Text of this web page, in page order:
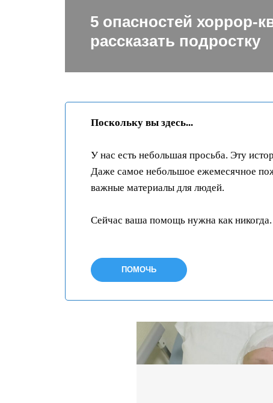
5 опасностей хоррор-
рассказать подростку
Поскольку вы здесь...
У нас есть небольшая просьба. Эту
Даже самое небольшое ежемесячное
важные материалы для людей.
Сейчас ваша помощь нужна как никогда.
ПОМОЧЬ